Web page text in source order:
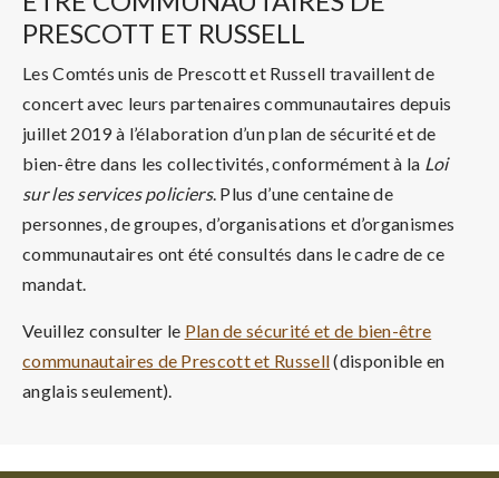
PRESCOTT ET RUSSELL
Les Comtés unis de Prescott et Russell travaillent de
concert avec leurs partenaires communautaires depuis
juillet 2019 à l’élaboration d’un plan de sécurité et de
bien-être dans les collectivités, conformément à la Loi
sur les services policiers. Plus d’une centaine de
personnes, de groupes, d’organisations et d’organismes
communautaires ont été consultés dans le cadre de ce
mandat.
Veuillez consulter le Plan de sécurité et de bien-être
communautaires de Prescott et Russell(disponible en
anglais seulement).